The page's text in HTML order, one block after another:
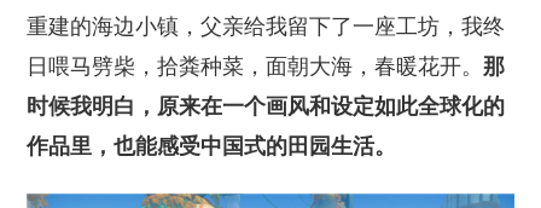
重建的海边小镇，父亲给我留下了一座工坊，我终
日喂马劈柴，拾粪种菜，面朝大海，春暖花开。那
时候我明白，原来在一个画风和设定如此全球化的
作品里，也能感受中国式的田园生活。